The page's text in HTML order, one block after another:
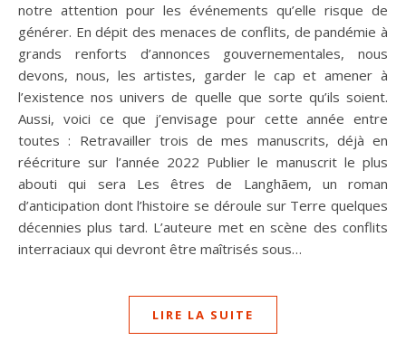
notre attention pour les événements qu’elle risque de
générer. En dépit des menaces de conflits, de pandémie à
grands renforts d’annonces gouvernementales, nous
devons, nous, les artistes, garder le cap et amener à
l’existence nos univers de quelle que sorte qu’ils soient.
Aussi, voici ce que j’envisage pour cette année entre
toutes : Retravailler trois de mes manuscrits, déjà en
réécriture sur l’année 2022 Publier le manuscrit le plus
abouti qui sera Les êtres de Langhãem, un roman
d’anticipation dont l’histoire se déroule sur Terre quelques
décennies plus tard. L’auteure met en scène des conflits
interraciaux qui devront être maîtrisés sous…
LIRE LA SUITE